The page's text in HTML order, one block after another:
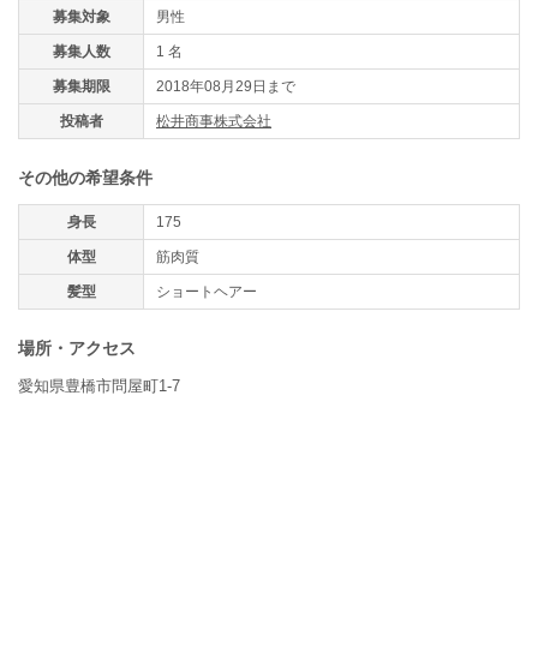
募集対象 男性
募集人数 1 名
募集期限 2018年08月29日まで
投稿者 松井商事株式会社
その他の希望条件
身長 175
体型 筋肉質
髪型 ショートヘアー
場所・アクセス
愛知県豊橋市問屋町1-7